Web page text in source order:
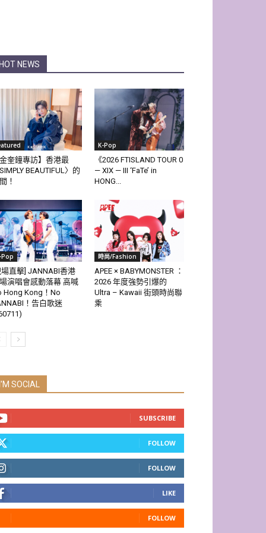
HOT NEWS
金奎鐘專訪】香港最
SIMPLY BEAUTIFUL〉的
！
K-Pop
《2026 FTISLAND TOUR 0
— XIX — III ‘FaTe’ in
HONG...
Pop
場直擊] JANNABI香港
演唱會感動落幕 高喊
Hong Kong！No
！告白歌迷
時尚/Fashion
APEE × BABYMONSTER ：
2026 年度強勢引爆的
Ultra – Kawaii 街頭時尚聯
乘
I'M SOCIAL
SUBSCRIBE
FOLLOW
FOLLOW
LIKE
FOLLOW